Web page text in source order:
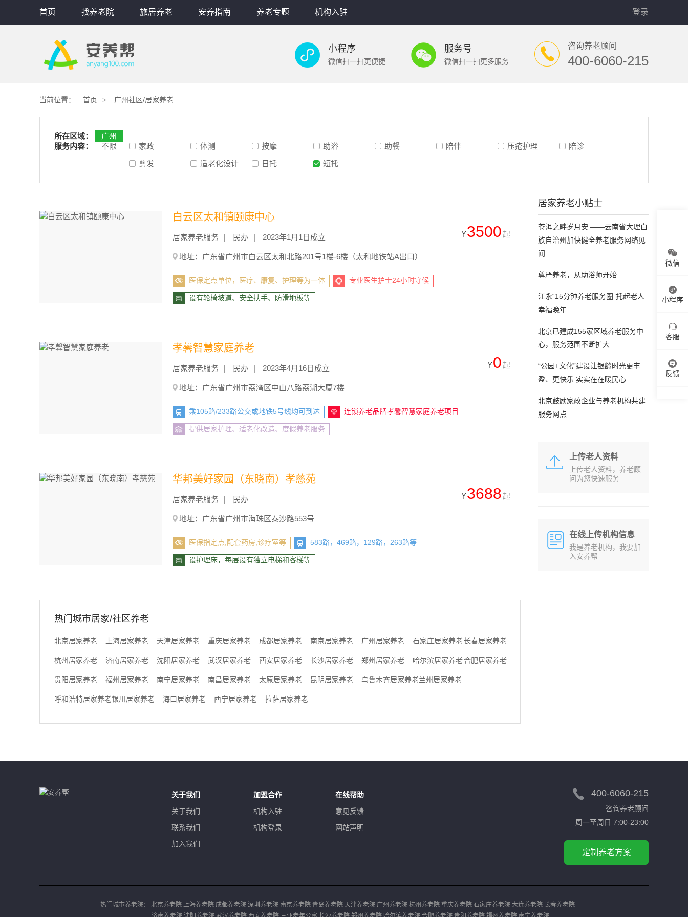
首页 找养老院 旅居养老 安养指南 养老专题 机构入驻 登录
小程序
微信扫一扫更便捷
服务号
微信扫一扫更多服务
咨询养老顾问
400-6060-215
当前位置： 首页 广州社区/居家养老
所在区域：
广州
服务内容：
不限 家政 体测 按摩 助浴 助餐 陪伴 压疮护理
陪诊
剪发
适老化设计 日托 短托
白云区太和镇颐康中心
居家养老服务 民办 2023年1月1日成立
地址：广东省广州市白云区太和北路201号1楼-6楼（太和地铁站A出口）
医保定点单位，医疗、康复、护理等为一体 专业医生护士24小时守候
设有轮椅坡道、安全扶手、防滑地板等
¥3500起
孝馨智慧家庭养老
居家养老服务 民办 2023年4月16日成立
地址：广东省广州市荔湾区中山八路荔湖大厦7楼
乘105路/233路公交或地铁5号线均可到达 连锁养老品牌孝馨智慧家庭养老项目
提供居家护理、适老化改造、度假养老服务
¥0起
华邦美好家园（东晓南）孝慈苑
居家养老服务 民办
地址：广东省广州市海珠区泰沙路553号
医保指定点,配套药房,诊疗室等 583路，469路，129路，263路等
设护理床，每层设有独立电梯和客梯等
¥3688起
热门城市居家/社区养老
北京居家养老 上海居家养老 天津居家养老 重庆居家养老 成都居家养老 南京居家养老 广州居家养老 石家庄居家养老长春居家养老
杭州居家养老 济南居家养老 沈阳居家养老 武汉居家养老 西安居家养老 长沙居家养老 郑州居家养老 哈尔滨居家养老合肥居家养老
贵阳居家养老 福州居家养老 南宁居家养老 南昌居家养老 太原居家养老 昆明居家养老 乌鲁木齐居家养老兰州居家养老
呼和浩特居家养老银川居家养老 海口居家养老 西宁居家养老 拉萨居家养老
居家养老小贴士
苍洱之畔岁月安 ——云南省大理白
族自治州加快健全养老服务网络见
闻
尊严养老，从助浴师开始
江永“15分钟养老服务圈”托起老人
幸福晚年
北京已建成155家区域养老服务中
心，服务范围不断扩大
“公园+文化”建设让银龄时光更丰
盈、更快乐 实实在在暖民心
北京鼓励家政企业与养老机构共建
服务网点
上传老人资料
上传老人资料，养老顾
问为您快速服务
在线上传机构信息
我是养老机构，我要加
入安养帮
关于我们
关于我们
联系我们
加入我们
加盟合作
机构入驻
机构登录
在线帮助
意见反馈
网站声明
400-6060-215
咨询养老顾问
周一至周日 7:00-23:00
定制养老方案
热门城市养老院： 北京养老院 上海养老院 成都养老院 深圳养老院 南京养老院 青岛养老院 天津养老院 广州养老院 杭州养老院 重庆养老院 石家庄养老院 大连养老院 长春养老院
微信
小程序
客服
反馈